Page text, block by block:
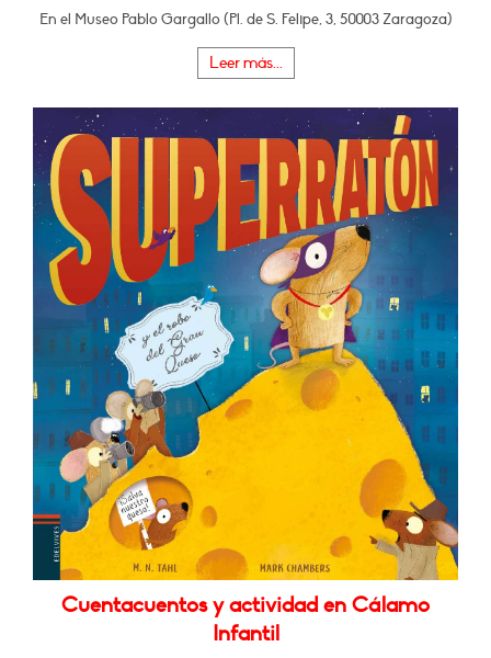
En el Museo Pablo Gargallo (Pl. de S. Felipe, 3, 50003 Zaragoza)
Leer más...
Cuentacuentos y actividad en Cálamo
Infantil